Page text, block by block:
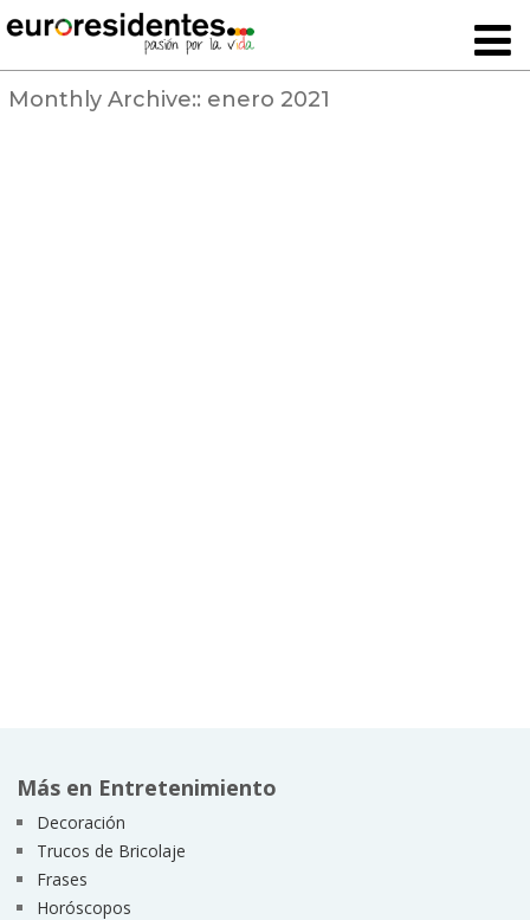
Monthly Archive:: enero 2021
Más en Entretenimiento
Decoración
Trucos de Bricolaje
Frases
Horóscopos